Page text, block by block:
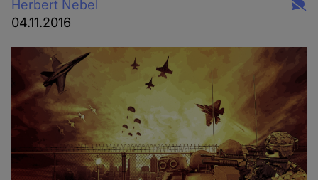
Herbert Nebel
04.11.2016